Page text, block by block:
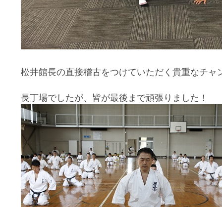
松井館長の直接稽古をつけていただく貴重なチャ
長丁場でしたが、皆が最後まで頑張りました！